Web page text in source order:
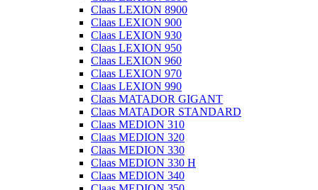
Claas LEXION 8900
Claas LEXION 900
Claas LEXION 930
Claas LEXION 950
Claas LEXION 960
Claas LEXION 970
Claas LEXION 990
Claas MATADOR GIGANT
Claas MATADOR STANDARD
Claas MEDION 310
Claas MEDION 320
Claas MEDION 330
Claas MEDION 330 H
Claas MEDION 340